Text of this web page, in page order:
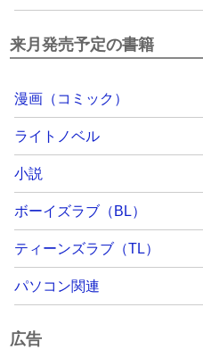
来月発売予定の書籍
漫画（コミック）
ライトノベル
小説
ボーイズラブ（BL）
ティーンズラブ（TL）
パソコン関連
広告